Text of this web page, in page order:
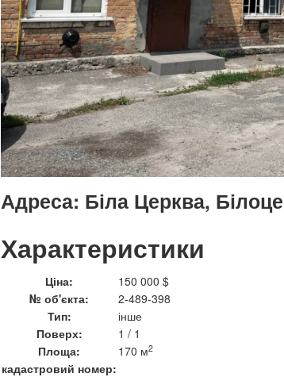
Адреса: Біла Церква,
Характеристики
Ціна:
150 000 $
№ об'єкта:
2-489-398
Тип:
інше
Поверх:
1 / 1
Площа:
170 м2
кадастровий номер: